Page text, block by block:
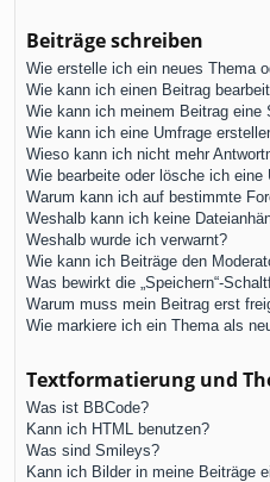
Beiträge schreiben
Wie erstelle ich ein neues Thema
Wie kann ich einen Beitrag
Wie kann ich meinem Beitrag eine
Wie kann ich eine Umfrage
Wieso kann ich nicht mehr
Wie bearbeite oder lösche ich eine
Warum kann ich auf bestimmte
Weshalb kann ich keine
Weshalb wurde ich verwarnt?
Wie kann ich Beiträge den
Was bewirkt die „Speichern“-
Warum muss mein Beitrag erst
Wie markiere ich ein Thema als
Textformatierung und
Was ist BBCode?
Kann ich HTML benutzen?
Was sind Smileys?
Kann ich Bilder in meine Beiträge